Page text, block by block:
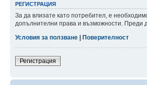
РЕГИСТРАЦИЯ
За да влизате като потребител, е
допълнителни права и възможности. Преди
Условия за ползване
Поверителност
Регистрация